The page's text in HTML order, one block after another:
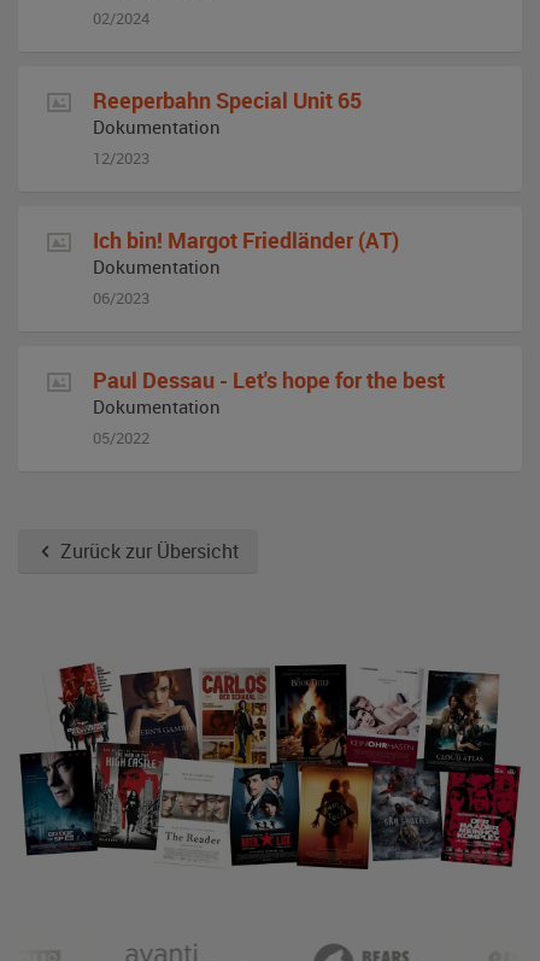
02/2024
Reeperbahn Special Unit 65
Dokumentation
12/2023
Ich bin! Margot Friedländer (AT)
Dokumentation
06/2023
Paul Dessau - Let's hope for the best
Dokumentation
05/2022
Zurück zur Übersicht